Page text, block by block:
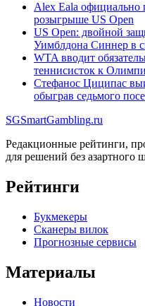
Alex Eala официально
розыгрыше US Open
US Open: двойной
Уимблдона Синнер в
WTA вводит
теннисисток к
Стефанос Циципас
обыграв седьмого
SGSmartGambling.ru
Редакционные рейтинги,
для решений без азартного
Рейтинги
Букмекеры
Сканеры вилок
Прогнозные сервисы
Материалы
Новости